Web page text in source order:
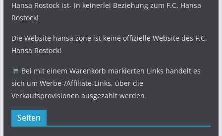
Hansa Rostock ist- in keinerlei Beziehung zum F.C. Hansa
Rostock!
Die Website hansa.zone ist keine offizielle Website des F.C.
Hansa Rostock!
Bei mit einem Warenkorb markierten Links handelt es
sich um Werbe-/Affiliate-Links, über die
Verkaufsprovisionen ausgezahlt werden.
Seiten